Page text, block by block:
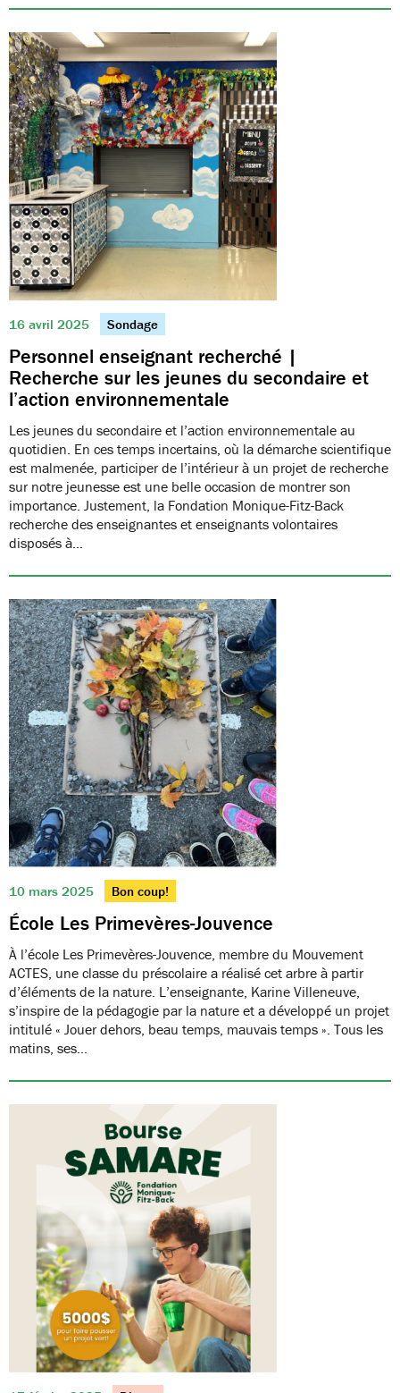
16 avril 2025 Sondage
Personnel enseignant recherché |
Recherche sur les jeunes du secondaire et
l’action environnementale
Les jeunes du secondaire et l’action environnementale au
quotidien. En ces temps incertains, où la démarche scientifique
est malmenée, participer de l’intérieur à un projet de recherche
sur notre jeunesse est une belle occasion de montrer son
importance. Justement, la Fondation Monique-Fitz-Back
recherche des enseignantes et enseignants volontaires
disposés à…
10 mars 2025 Bon coup!
École Les Primevères-Jouvence
À l’école Les Primevères-Jouvence, membre du Mouvement
ACTES, une classe du préscolaire a réalisé cet arbre à partir
d’éléments de la nature. L’enseignante, Karine Villeneuve,
s’inspire de la pédagogie par la nature et a développé un projet
intitulé « Jouer dehors, beau temps, mauvais temps ». Tous les
matins, ses…